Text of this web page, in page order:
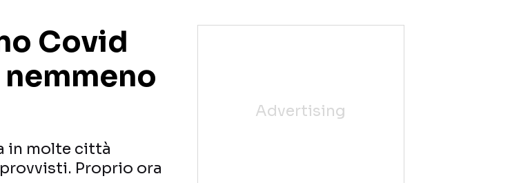
Covid
nemmeno
in molte città
Proprio ora